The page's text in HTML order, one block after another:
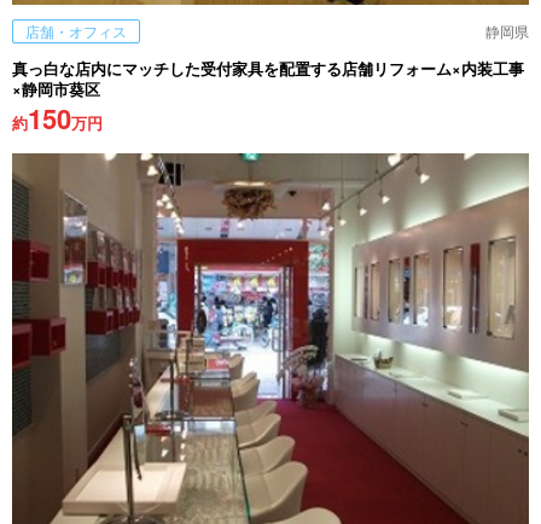
店舗・オフィス 静岡県
真っ白な店内にマッチした受付家具を配置する店舗リフォーム×内装工事
×静岡市葵区
約150万円